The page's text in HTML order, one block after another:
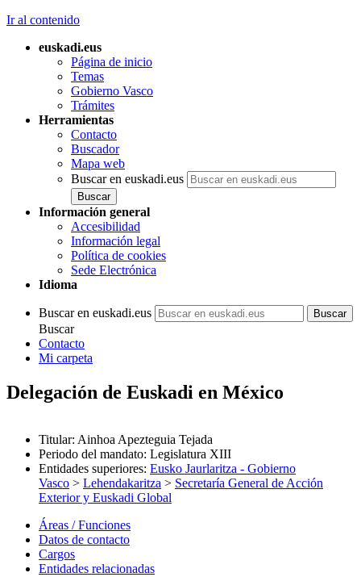
Ir al contenido
euskadi.eus
Página de inicio
Temas
Gobierno Vasco
Trámites
Herramientas
Contacto
Buscador
Mapa web
Buscar en euskadi.eus
Información general
Accesibilidad
Información legal
Política de cookies
Sede Electrónica
Idioma
Buscar en euskadi.eus
Buscar
Contacto
Mi carpeta
Delegación de Euskadi en México
Titular: Ainhoa Apezteguia Tejada
Periodo del mandato: Legislatura XIII
Entidades superiores: Eusko Jaurlaritza - Gobierno
Vasco > Lehendakaritza > Secretaría General de Acción
Exterior y Euskadi Global
Áreas / Funciones
Datos de contacto
Cargos
Entidades relacionadas